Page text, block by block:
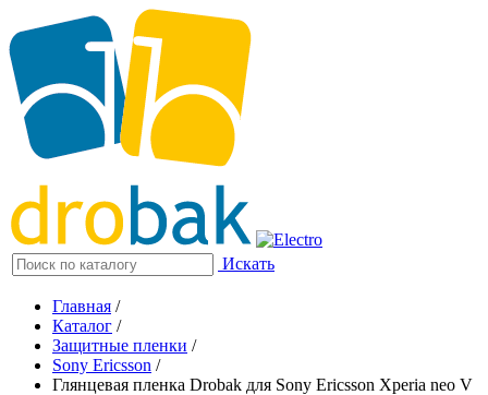
Искать
Главная /
Каталог /
Защитные пленки /
Sony Ericsson /
Глянцевая пленка Drobak для Sony Ericsson Xperia neo V